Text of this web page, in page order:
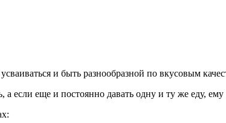
и быть разнообразной по вкусовым
если еще и постоянно давать одну и ту же еду,